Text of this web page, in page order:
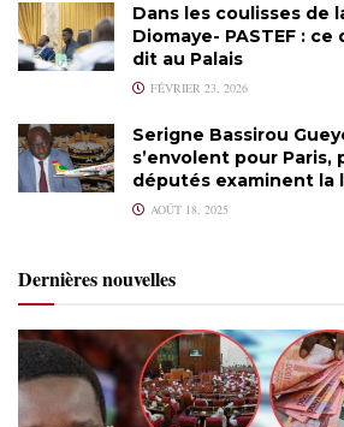
Dans les coulisses de
Diomaye- PASTEF : ce
dit au Palais
FÉVRIER 23, 2026
Serigne Bassirou
s’envolent pour Paris,
députés examinent la
AOÛT 18, 2025
Dernières nouvelles